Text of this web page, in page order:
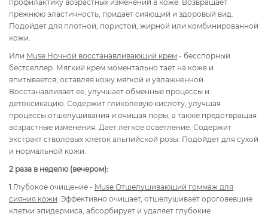
профилактику возрастных изменений в коже. Возвращает
прежнюю эластичность, придает сияющий и здоровый вид.
Подойдет для плотной, пористой, жирной или комбинированной
кожи.
Или Muse Ночной восстанавливающий крем - бесспорный
бестселлер. Мягкий крем моментально тает на коже и
впитывается, оставляя кожу мягкой и увлажненной.
Восстанавливает ее, улучшает обменные процессы и
детоксикацию. Содержит гликолевую кислоту, улучшая
процессы отшелушивания и очищая поры, а также предотвращая
возрастные изменения. Дает легкое осветление. Содержит
экстракт стволовых клеток альпийской розы. Подойдет для сухой
и нормальной кожи.
2 раза в неделю (вечером):
1.Глубокое очищение - Muse Отшелушивающий гоммаж для
сияния кожи . Эффективно очищает, отшелушивает ороговевшие
клетки эпидермиса, абсорбирует и удаляет глубокие